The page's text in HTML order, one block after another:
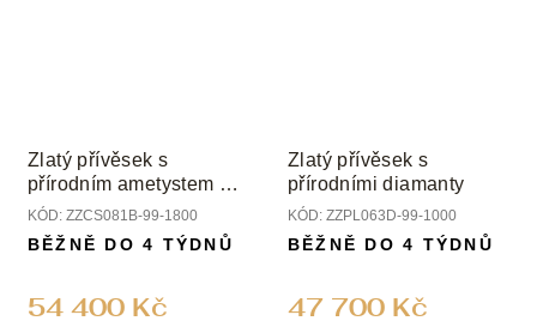
Zlatý přívěsek s
přírodním ametystem a
diamanty
KÓD: ZZCS081B-99-1800
54 400 Kč
BĚŽNĚ DO 4 TÝDNŮ
Zlatý přívěsek s
přírodními diamanty
KÓD: ZZPL063D-99-1000
47 700 Kč
BĚŽNĚ DO 4 TÝDNŮ